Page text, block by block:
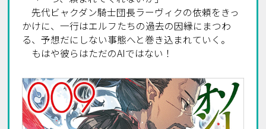
先代ビャクダン騎士団長ラーヴィクの依頼をきっ
かけに、一行はエルフたちの過去の因縁にまつわ
る、予想だにしない事態へと巻き込まれていく。
もはや彼らはただのAIではない――！